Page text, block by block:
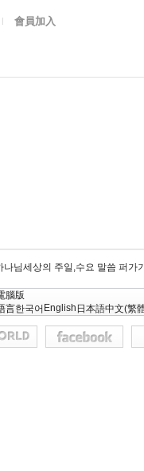
會員加入
나님세상의 주일,수요 말씀 퍼가
腦版
言한국어 English 日本語中文(繁